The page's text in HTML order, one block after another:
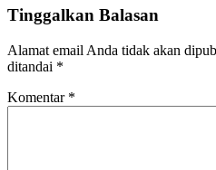
Tinggalkan Balasan
Alamat email Anda tidak akan
ditandai *
Komentar *